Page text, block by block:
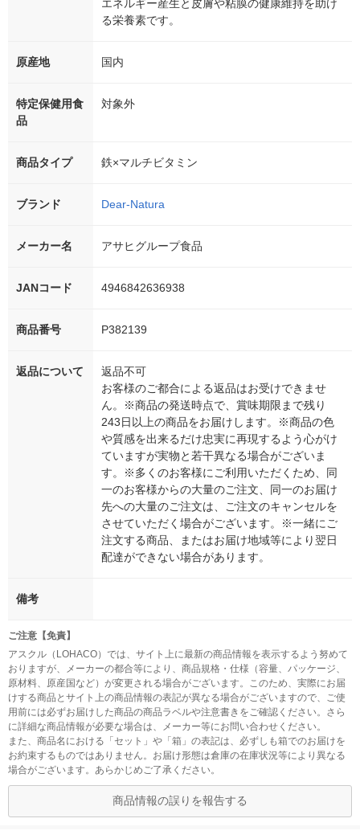
エネルギー産生と皮膚や粘膜の健康維持を助け
る栄養素です。
原産地 国内
特定保健用食
品
対象外
商品タイプ 鉄×マルチビタミン
ブランド Dear-Natura
メーカー名 アサヒグループ食品
JANコード 4946842636938
商品番号 P382139
返品について
返品不可
お客様のご都合による返品はお受けできませ
ん。※商品の発送時点で、賞味期限まで残り
243日以上の商品をお届けします。※商品の色
や質感を出来るだけ忠実に再現するよう心がけ
ていますが実物と若干異なる場合がございま
す。※多くのお客様にご利用いただくため、同
一のお客様からの大量のご注文、同一のお届け
先への大量のご注文は、ご注文のキャンセルを
させていただく場合がございます。※一緒にご
注文する商品、またはお届け地域等により翌日
配達ができない場合があります。
備考
ご注意【免責】
アスクル（LOHACO）では、サイト上に最新の商品情報を表示するよう努めて
おりますが、メーカーの都合等により、商品規格・仕様（容量、パッケージ、
原材料、原産国など）が変更される場合がございます。このため、実際にお届
けする商品とサイト上の商品情報の表記が異なる場合がございますので、ご使
用前には必ずお届けした商品の商品ラベルや注意書きをご確認ください。さら
に詳細な商品情報が必要な場合は、メーカー等にお問い合わせください。
また、商品名における「セット」や「箱」の表記は、必ずしも箱でのお届けを
お約束するものではありません。お届け形態は倉庫の在庫状況等により異なる
場合がございます。あらかじめご了承ください。
商品情報の誤りを報告する